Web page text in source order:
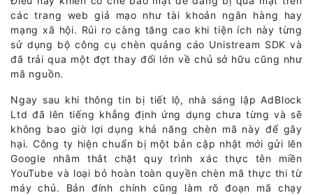
các trang web giả mạo như tài khoản ngân hàng hay
mạng xã hội. Rủi ro càng tăng cao khi tiện ích này từng
sử dụng bộ công cụ chèn quảng cáo Unistream SDK và
đã trải qua một đợt thay đổi lớn về chủ sở hữu cũng như
mã nguồn.
Ngay sau khi thông tin bị tiết lộ, nhà sáng lập AdBlock
Ltd đã lên tiếng khẳng định ứng dụng chưa từng và sẽ
không bao giờ lợi dụng khả năng chèn mã này để gây
hại. Công ty hiện chuẩn bị một bản cập nhật mới gửi lên
Google nhằm thắt chặt quy trình xác thực tên miền
YouTube và loại bỏ hoàn toàn quyền chèn mã thực thi từ
máy chủ. Bản đính chính cũng làm rõ đoạn mã chạy